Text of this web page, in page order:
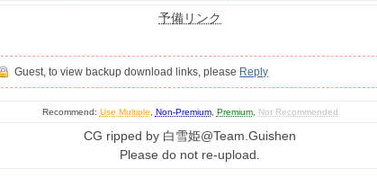
予備リンク
Guest, to view backup download links, please Reply
Recommend: Use Multiple Non-Premium, Premium, Not Recommended
CG ripped by 白雪姫@Team.Guishen
Please do not re-upload.